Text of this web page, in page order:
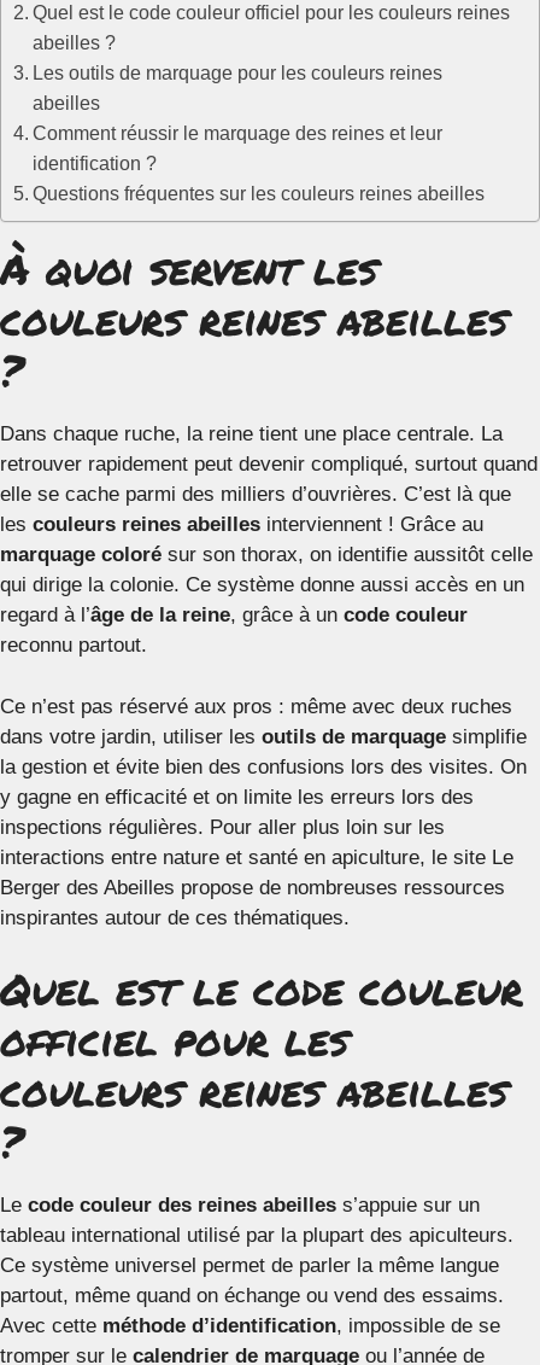
Quel est le code couleur officiel pour les couleurs reines
abeilles ?
Les outils de marquage pour les couleurs reines
abeilles
Comment réussir le marquage des reines et leur
identification ?
Questions fréquentes sur les couleurs reines abeilles
À quoi servent les
couleurs reines abeilles
?
Dans chaque ruche, la reine tient une place centrale. La
retrouver rapidement peut devenir compliqué, surtout quand
elle se cache parmi des milliers d’ouvrières. C’est là que
les couleurs reines abeilles interviennent ! Grâce au
marquage coloré sur son thorax, on identifie aussitôt celle
qui dirige la colonie. Ce système donne aussi accès en un
regard à l’âge de la reine, grâce à un code couleur
reconnu partout.
Ce n’est pas réservé aux pros : même avec deux ruches
dans votre jardin, utiliser les outils de marquage simplifie
la gestion et évite bien des confusions lors des visites. On
y gagne en efficacité et on limite les erreurs lors des
inspections régulières. Pour aller plus loin sur les
interactions entre nature et santé en apiculture, le site Le
Berger des Abeilles propose de nombreuses ressources
inspirantes autour de ces thématiques.
Quel est le code couleur
officiel pour les
couleurs reines abeilles
?
Le code couleur des reines abeilles s’appuie sur un
tableau international utilisé par la plupart des apiculteurs.
Ce système universel permet de parler la même langue
partout, même quand on échange ou vend des essaims.
Avec cette méthode d’identification, impossible de se
tromper sur le calendrier de marquage ou l’année de